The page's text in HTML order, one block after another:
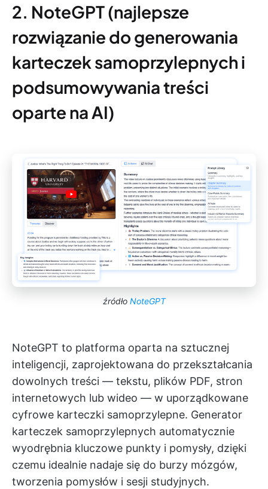
2. NoteGPT (najlepsze
rozwiązanie do generowania
karteczek samoprzylepnych i
podsumowywania treści
oparte na AI)
źródło NoteGPT
NoteGPT to platforma oparta na sztucznej
inteligencji, zaprojektowana do przekształcania
dowolnych treści — tekstu, plików PDF, stron
internetowych lub wideo — w uporządkowane
cyfrowe karteczki samoprzylepne. Generator
karteczek samoprzylepnych automatycznie
wyodrębnia kluczowe punkty i pomysły, dzięki
czemu idealnie nadaje się do burzy mózgów,
tworzenia pomysłów i sesji studyjnych.